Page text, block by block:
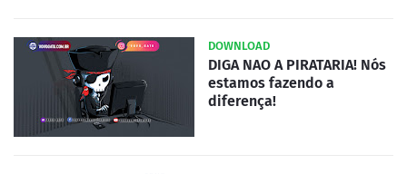
DOWNLOAD
DIGA NAO A PIRATARIA! Nós
estamos fazendo a
diferença!